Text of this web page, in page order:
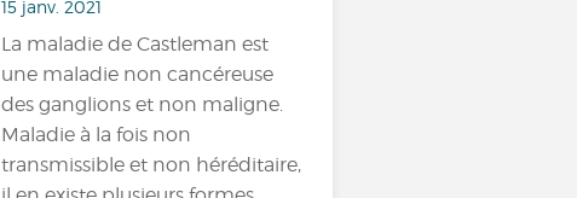
15 janv. 2021
La maladie de Castleman est
une maladie non cancéreuse
des ganglions et non maligne.
Maladie à la fois non
transmissible et non héréditaire,